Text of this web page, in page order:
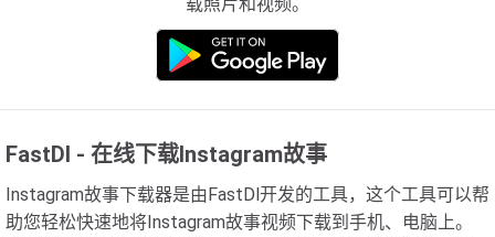
FastDl - 在线下载Instagram故事
Instagram故事下载器是由FastDl开发的工具，这个工具可以帮
助您轻松快速地将Instagram故事视频下载到手机、电脑上。